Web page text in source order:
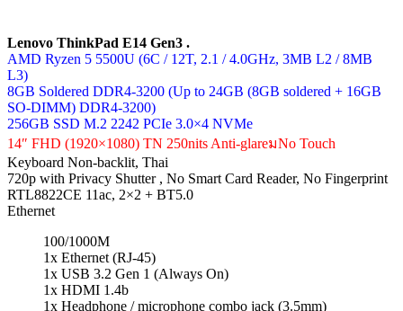
Lenovo ThinkPad E14 Gen3 .
AMD Ryzen 5 5500U (6C / 12T, 2.1 / 4.0GHz, 3MB L2 / 8MB
L3)
8GB Soldered DDR4-3200 (Up to 24GB (8GB soldered + 16GB
SO-DIMM) DDR4-3200)
256GB SSD M.2 2242 PCIe 3.0×4 NVMe
14″ FHD (1920×1080) TN 250nits Anti-glareมNo Touch
Keyboard Non-backlit, Thai
720p with Privacy Shutter , No Smart Card Reader, No Fingerprint
RTL8822CE 11ac, 2×2 + BT5.0
Ethernet
100/1000M
1x Ethernet (RJ-45)
1x USB 3.2 Gen 1 (Always On)
1x HDMI 1.4b
1x Headphone / microphone combo jack (3.5mm)